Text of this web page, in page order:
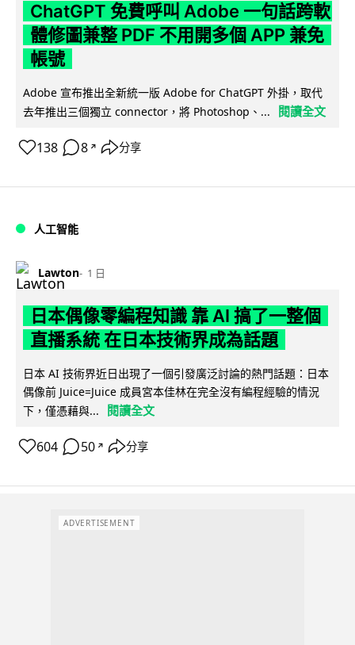
ChatGPT 免費呼叫 Adobe 一句話跨軟
體修圖兼整 PDF 不用開多個 APP 兼免
帳號
Adobe 宣布推出全新統一版 Adobe for ChatGPT 外掛，取代
去年推出三個獨立 connector，將 Photoshop、...
閱讀全文
138 8 ↗ 分享
人工智能
Lawton 1 日
日本偶像零編程知識 靠 AI 搞了一整個
直播系統 在日本技術界成為話題
日本 AI 技術界近日出現了一個引發廣泛討論的熱門話題：日本
偶像前 Juice=Juice 成員宮本佳林在完全沒有編程經驗的情況
下，僅憑藉與...
閱讀全文
604 50 ↗ 分享
ADVERTISEMENT